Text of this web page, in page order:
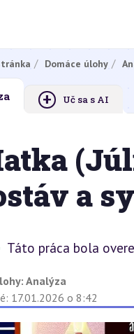
Domáce úlohy
+ Uč sa s AI
a
Táto práca bola
Analýza
17.01.2026 o 8:42